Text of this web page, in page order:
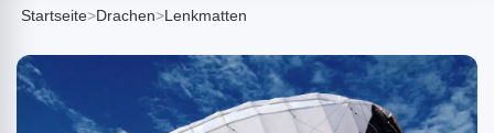
Startseite>Drachen>Lenkmatten